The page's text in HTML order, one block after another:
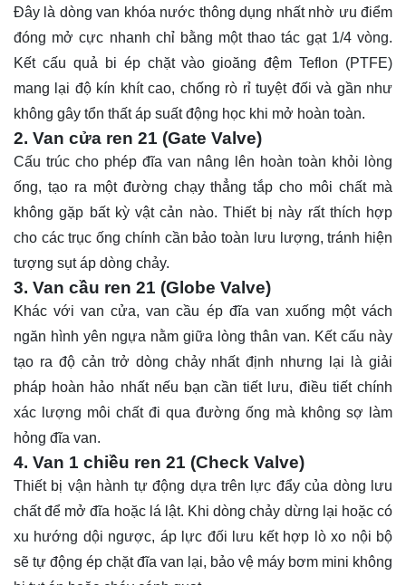
Đây là dòng van khóa nước thông dụng nhất nhờ ưu điểm
đóng mở cực nhanh chỉ bằng một thao tác gạt 1/4 vòng.
Kết cấu quả bi ép chặt vào gioăng đệm Teflon (PTFE)
mang lại độ kín khít cao, chống rò rỉ tuyệt đối và gần như
không gây tổn thất áp suất động học khi mở hoàn toàn.
2. Van cửa ren 21 (Gate Valve)
Cấu trúc cho phép đĩa van nâng lên hoàn toàn khỏi lòng
ống, tạo ra một đường chạy thẳng tắp cho môi chất mà
không gặp bất kỳ vật cản nào. Thiết bị này rất thích hợp
cho các trục ống chính cần bảo toàn lưu lượng, tránh hiện
tượng sụt áp dòng chảy.
3. Van cầu ren 21 (Globe Valve)
Khác với van cửa, van cầu ép đĩa van xuống một vách
ngăn hình yên ngựa nằm giữa lòng thân van. Kết cấu này
tạo ra độ cản trở dòng chảy nhất định nhưng lại là giải
pháp hoàn hảo nhất nếu bạn cần tiết lưu, điều tiết chính
xác lượng môi chất đi qua đường ống mà không sợ làm
hỏng đĩa van.
4. Van 1 chiều ren 21 (Check Valve)
Thiết bị vận hành tự động dựa trên lực đẩy của dòng lưu
chất để mở đĩa hoặc lá lật. Khi dòng chảy dừng lại hoặc có
xu hướng dội ngược, áp lực đối lưu kết hợp lò xo nội bộ
sẽ tự động ép chặt đĩa van lại, bảo vệ máy bơm mini không